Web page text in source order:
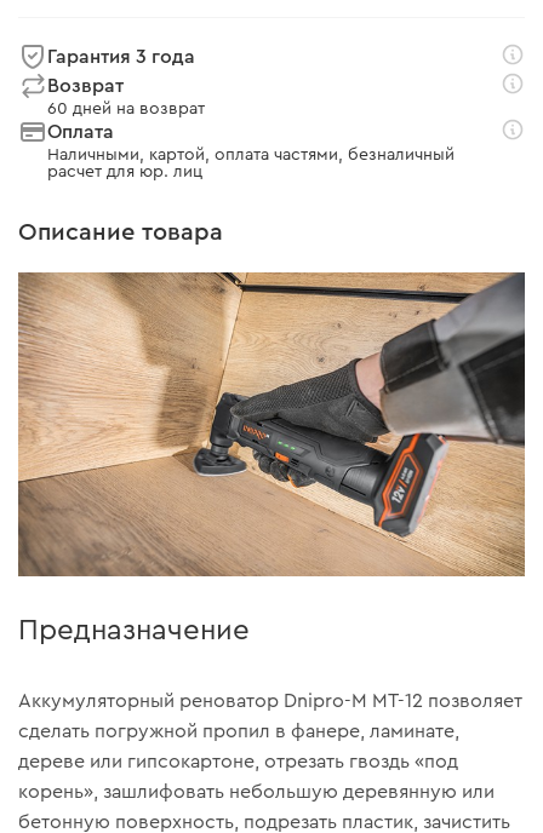
Гарантия 3 года
Возврат
60 дней на возврат
Оплата
Наличными, картой, оплата частями, безналичный
расчет для юр. лиц
Описание товара
Предназначение
Аккумуляторный реноватор Dnipro-M MT-12 позволяет
сделать погружной пропил в фанере, ламинате,
дереве или гипсокартоне, отрезать гвоздь «под
корень», зашлифовать небольшую деревянную или
бетонную поверхность, подрезать пластик, зачистить